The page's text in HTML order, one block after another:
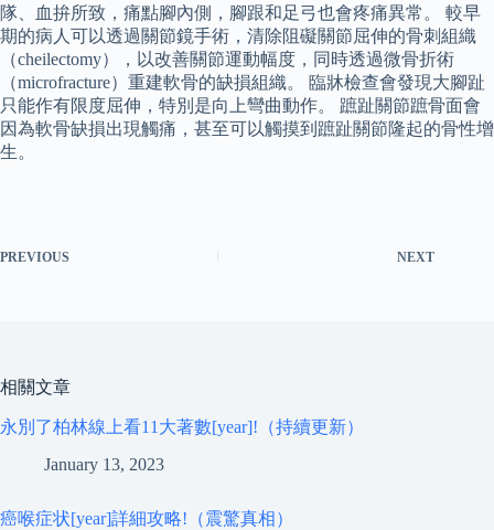
隊、血拚所致，痛點腳內側，腳跟和足弓也會疼痛異常。 較早
期的病人可以透過關節鏡手術，清除阻礙關節屈伸的骨刺組織
（cheilectomy），以改善關節運動幅度，同時透過微骨折術
（microfracture）重建軟骨的缺損組織。 臨牀檢查會發現大腳趾
只能作有限度屈伸，特別是向上彎曲動作。 蹠趾關節蹠骨面會
因為軟骨缺損出現觸痛，甚至可以觸摸到蹠趾關節隆起的骨性增
生。
PREVIOUS NEXT
相關文章
永別了柏林線上看11大著數[year]!（持續更新）
January 13, 2023
癌喉症状[year]詳細攻略!（震驚真相）